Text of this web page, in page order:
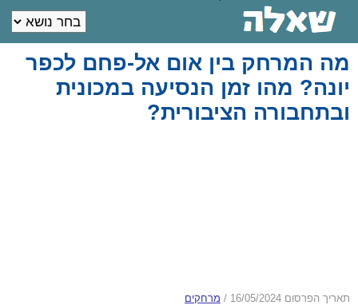
מה המרחק בין אום אל-פחם לכפר
יונה? מהו זמן הנסיעה במכונית
ובתחבורה הציבורית?
תאריך הפרסום 16/05/2024 / מרחקים